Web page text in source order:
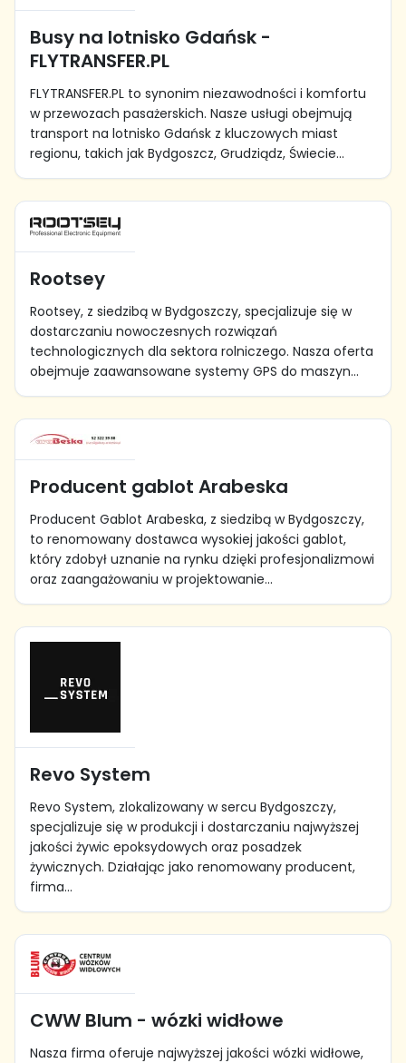
Busy na lotnisko Gdańsk -
FLYTRANSFER.PL
FLYTRANSFER.PL to synonim niezawodności i komfortu
w przewozach pasażerskich. Nasze usługi obejmują
transport na lotnisko Gdańsk z kluczowych miast
regionu, takich jak Bydgoszcz, Grudziądz, Świecie...
Rootsey
Rootsey, z siedzibą w Bydgoszczy, specjalizuje się w
dostarczaniu nowoczesnych rozwiązań
technologicznych dla sektora rolniczego. Nasza oferta
obejmuje zaawansowane systemy GPS do maszyn...
Producent gablot Arabeska
Producent Gablot Arabeska, z siedzibą w Bydgoszczy,
to renomowany dostawca wysokiej jakości gablot,
który zdobył uznanie na rynku dzięki profesjonalizmowi
oraz zaangażowaniu w projektowanie...
Revo System
Revo System, zlokalizowany w sercu Bydgoszczy,
specjalizuje się w produkcji i dostarczaniu najwyższej
jakości żywic epoksydowych oraz posadzek
żywicznych. Działając jako renomowany producent,
firma...
CWW Blum - wózki widłowe
Nasza firma oferuje najwyższej jakości wózki widłowe,